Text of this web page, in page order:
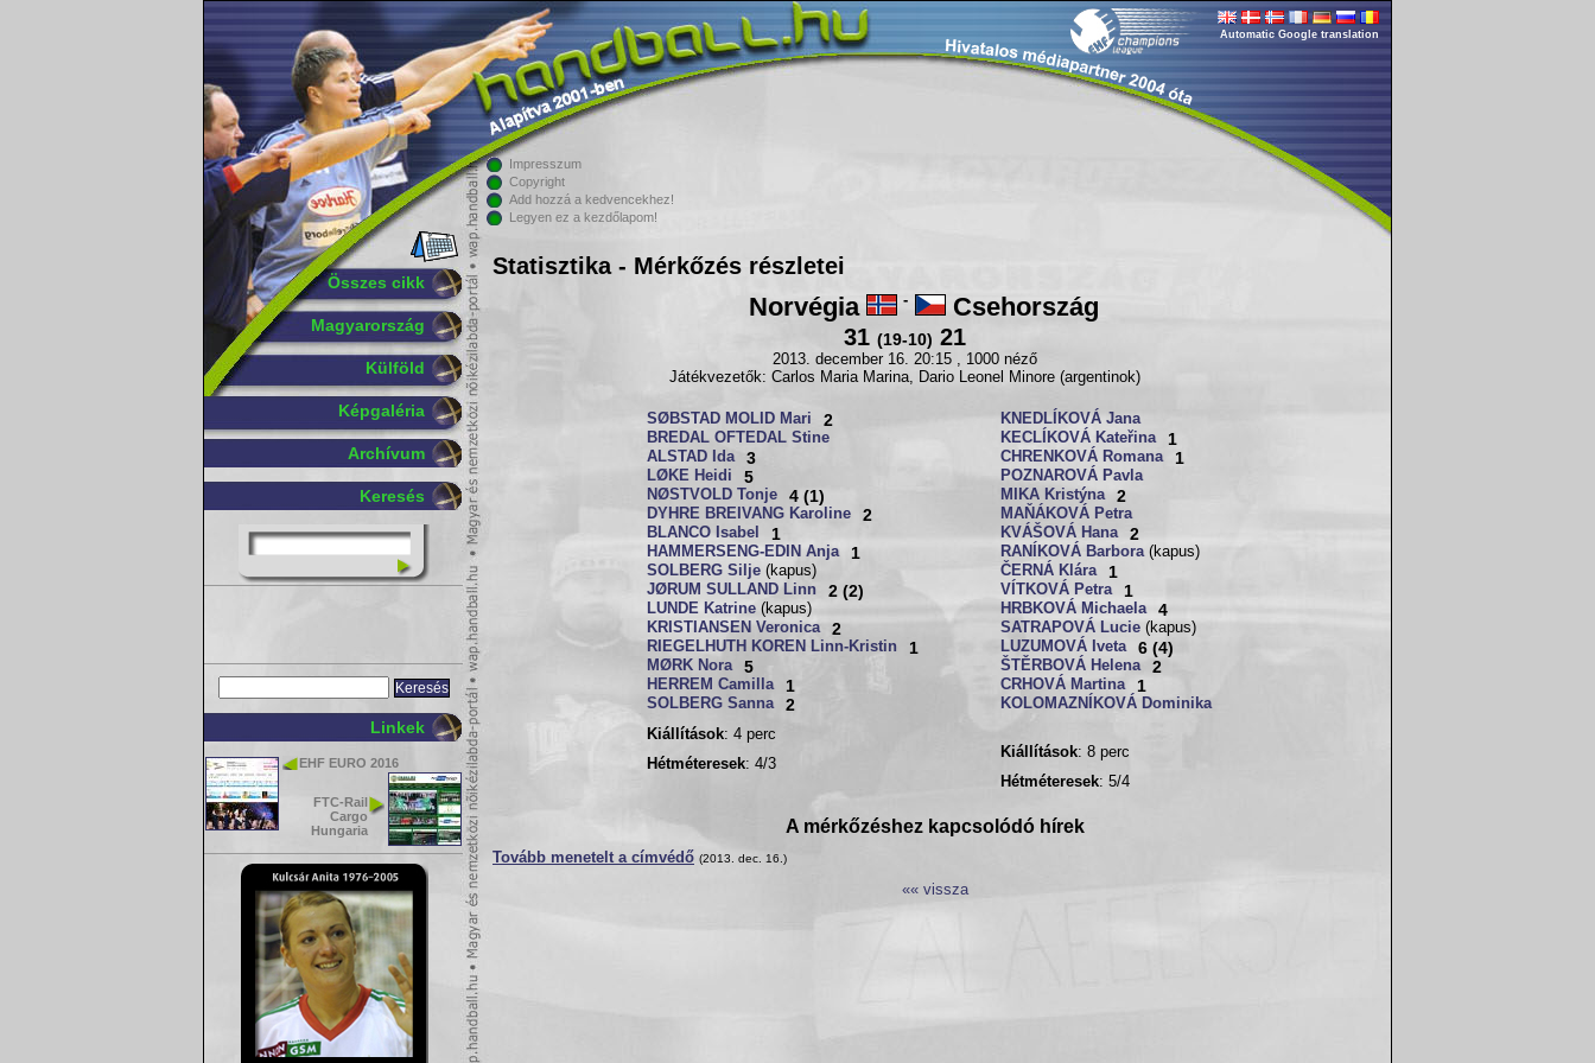
Összes cikk
Magyarország
Külföld
Képgaléria
Archívum
Keresés
Linkek
EHF EURO 2016
FTC-Rail
Cargo
Hungaria
Automatic Google translation
Impresszum
Copyright
Add hozzá a kedvencekhez!
Legyen ez a kezdőlapom!
Statisztika - Mérkőzés részletei
Norvégia - Csehország
31 (19-10) 21
2013. december 16. 20:15 , 1000 néző
Játékvezetők: Carlos Maria Marina, Dario Leonel Minore (argentinok)
SØBSTAD MOLID Mari 2
BREDAL OFTEDAL Stine
ALSTAD Ida
3
LØKE Heidi 5
NØSTVOLD Tonje 4 (1)
DYHRE BREIVANG Karoline 2
BLANCO Isabel 1
HAMMERSENG-EDIN Anja 1
SOLBERG Silje (kapus)
JØRUM SULLAND Linn
2 (2)
LUNDE Katrine (kapus)
KRISTIANSEN Veronica
2
RIEGELHUTH KOREN Linn-Kristin 1
MØRK Nora 5
HERREM Camilla 1
SOLBERG Sanna 2
Kiállítások: 4 perc
Hétméteresek: 4/3
KNEDLÍKOVÁ Jana
KECLÍKOVÁ Kateřina
1
CHRENKOVÁ Romana 1
POZNAROVÁ Pavla
MIKA Kristýna
2
MAŇÁKOVÁ Petra
KVÁŠOVÁ Hana
2
RANÍKOVÁ Barbora(kapus)
ČERNÁ Klára
1
VÍTKOVÁ Petra 1
HRBKOVÁ Michaela 4
SATRAPOVÁ Lucie (kapus)
LUZUMOVÁ Iveta
6 (4)
ŠTĚRBOVÁ Helena 2
CRHOVÁ Martina 1
KOLOMAZNÍKOVÁ Dominika
Kiállítások: 8 perc
Hétméteresek: 5/4
A mérkőzéshez kapcsolódó hírek
Tovább menetelt a címvédő (2013. dec. 16.)
«« vissza